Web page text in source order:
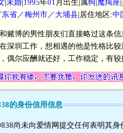
|未婚|1995年01 月出生|属狗|魔羯座
省／梅州市／大埔县|居住地区:中
赌博的男性朋友们直接略过这条
深圳工作，想相遇的他是性格比
偶尔应酬就还好，工作稳定，有
的身份信用信息
尚未向爱情网提交任何表明其